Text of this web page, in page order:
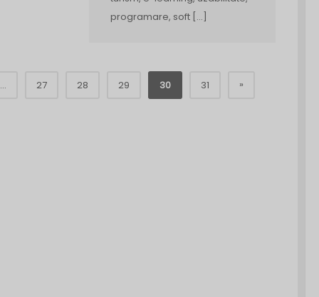
programare, soft […]
... 27 28 29 30 31 »